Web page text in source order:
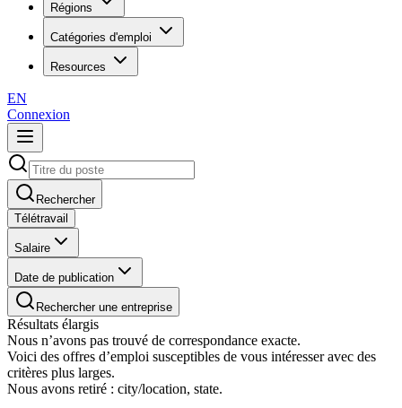
Régions
Catégories d'emploi
Resources
EN
Connexion
Rechercher
Télétravail
Salaire
Date de publication
Rechercher une entreprise
Résultats élargis
Nous n’avons pas trouvé de correspondance exacte.
Voici des offres d’emploi susceptibles de vous intéresser avec des
critères plus larges.
Nous avons retiré : city/location, state.